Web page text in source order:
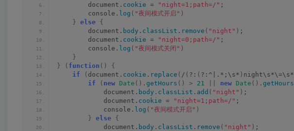
        document.
cookie = "night=1;path=/" ;
        console.
log ( "夜间模式开启" )
} else
{
        document.
body . classList . remove ( "night" ) ;
        document.
cookie = "night=0;path=/" ;
        console.
log ( "夜间模式关闭" )
}
}
( function ()
{
if
( document. cookie . replace ( / ( ?: ( ?:^|.*;\s* ) night\s*\=\s*
if
( new Date () . getHours () > 21 new Date () . getHours
            document.
body . classList . add ( "night" ) ;
            document.
cookie = "night=1;path=/" ;
            console.
log ( "夜间模式开启" )
} else
{
            document.
body . classList . remove ( "night" ) ;